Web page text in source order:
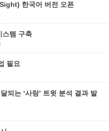
한국어 버전 오픈
스템 구축
필요
되는 ‘사랑’ 트윗 분석 결과 발